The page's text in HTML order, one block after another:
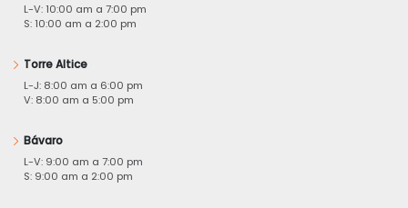
L-V: 10:00 am a 7:00 pm
S: 10:00 am a 2:00 pm
Torre Altice
L-J: 8:00 am a 6:00 pm
V: 8:00 am a 5:00 pm
Bávaro
L-V: 9:00 am a 7:00 pm
S: 9:00 am a 2:00 pm